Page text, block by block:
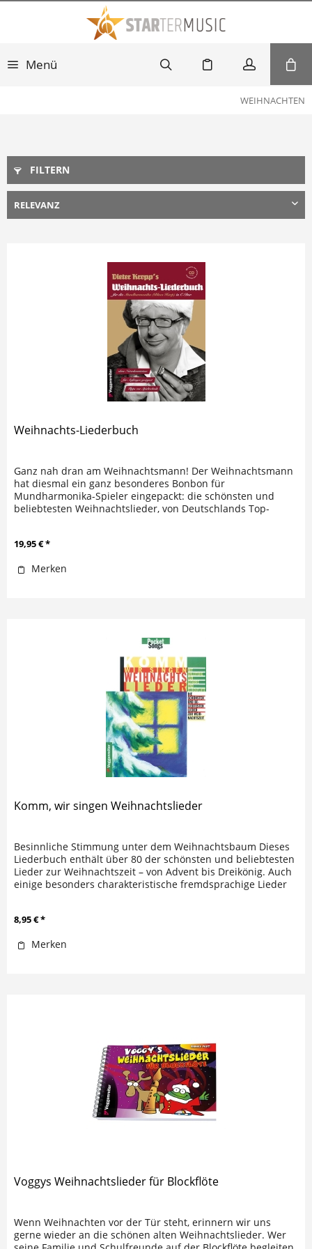
Menü
WEIHNACHTEN
FILTERN
Weihnachts-Liederbuch
Ganz nah dran am Weihnachtsmann! Der Weihnachtsmann
hat diesmal ein ganz besonderes Bonbon für
Mundharmonika-Spieler eingepackt: die schönsten und
beliebtesten Weihnachtslieder, von Deutschlands Top-
19,95 € *
Merken
Komm, wir singen Weihnachtslieder
Besinnliche Stimmung unter dem Weihnachtsbaum Dieses
Liederbuch enthält über 80 der schönsten und beliebtesten
Lieder zur Weihnachtszeit – von Advent bis Dreikönig. Auch
einige besonders charakteristische fremdsprachige Lieder
8,95 € *
Merken
Voggys Weihnachtslieder für Blockflöte
Wenn Weihnachten vor der Tür steht, erinnern wir uns
gerne wieder an die schönen alten Weihnachtslieder. Wer